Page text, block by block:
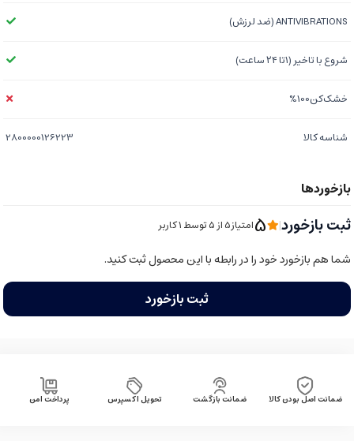
ANTIVIBRATIONS (ضد لرزش)
شروع با تاخیر (۱تا ۲۴ ساعت)
خشک‌کن100%
شناسه کالا 2800000126223
ثبت بازخورد|
5امتیاز5 از ۵ توسط 1 کاربر
شما هم بازخورد خود را در رابطه با این محصول ثبت کنید.
ثبت بازخورد
ضمانت اصل بودن کالا ضمانت بازگشت تحویل اکسپرس پرداخت امن